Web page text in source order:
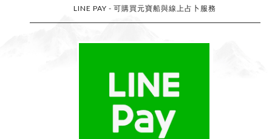
LINE PAY - 可購買元寶船與線上占卜服務